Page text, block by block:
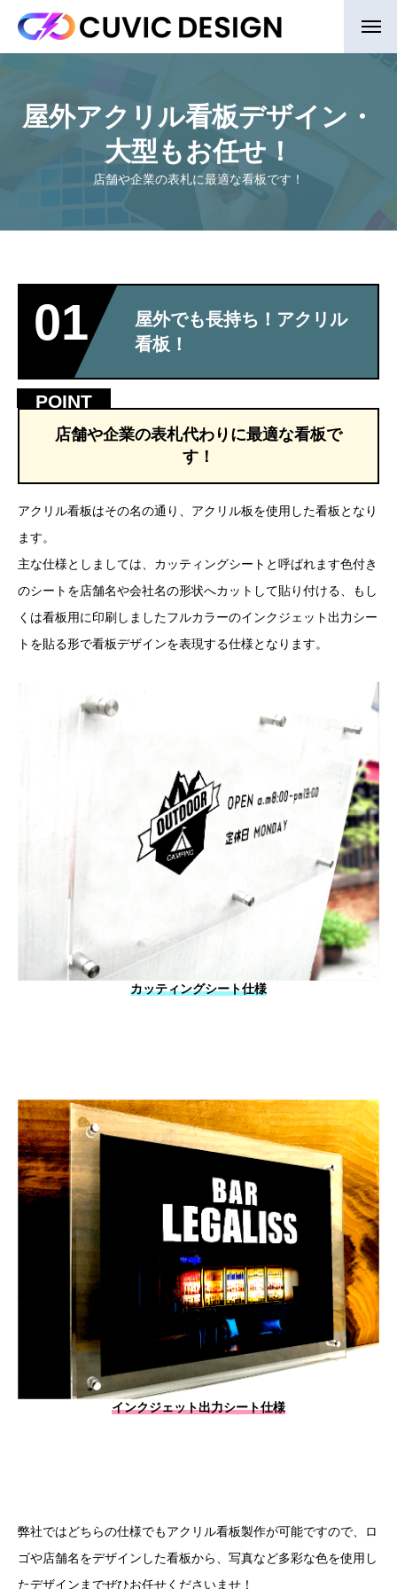
屋外アクリル看板デザイン・
大型もお任せ！
店舗や企業の表札に最適な看板です！
01
屋外でも長持ち！アクリル
看板！
店舗や企業の表札代わりに最適な看板で
す！
アクリル看板はその名の通り、アクリル板を使用した看板となり
ます。
主な仕様としましては、カッティングシートと呼ばれます色付き
のシートを店舗名や会社名の形状へカットして貼り付ける、もし
くは看板用に印刷しましたフルカラーのインクジェット出力シー
トを貼る形で看板デザインを表現する仕様となります。
カッティングシート仕様
インクジェット出力シート仕様
弊社ではどちらの仕様でもアクリル看板製作が可能ですので、ロ
ゴや店舗名をデザインした看板から、写真など多彩な色を使用し
たデザインまでぜひお任せくださいませ！